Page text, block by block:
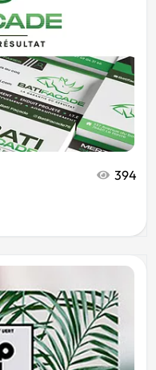
394